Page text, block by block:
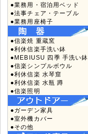
●業務用・宿泊用ベッド
●法事チェア・テーブル
●業務用座椅子
●信楽焼 重蔵窯
●利休信楽手洗い鉢
●MEBIUSU 四季 手洗い鉢
●信楽シンプルボウル
●利休信楽 水琴窟
●利休信楽 水瓶 蹲
●信楽照明
●ガーデン家具
●室外機カバー
●その他